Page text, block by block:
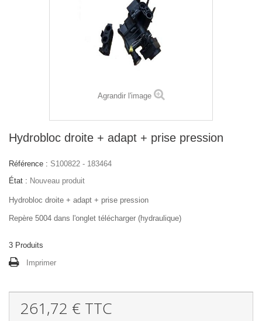
Agrandir l'image
Hydrobloc droite + adapt + prise pression
Référence : S100822 - 183464
État : Nouveau produit
Hydrobloc droite + adapt + prise pression
Repère 5004 dans l'onglet télécharger (hydraulique)
3 Produits
Imprimer
261,72 € TTC